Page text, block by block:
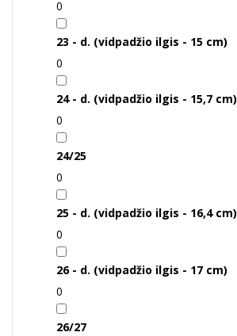
0
23 - d. (vidpadžio ilgis - 15 cm)
0
24 - d. (vidpadžio ilgis - 15,7 cm)
0
24/25
0
25 - d. (vidpadžio ilgis - 16,4 cm)
0
26 - d. (vidpadžio ilgis - 17 cm)
0
26/27